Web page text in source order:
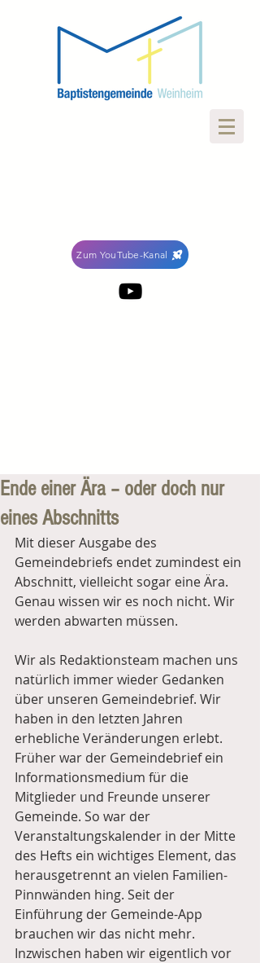
Zum YouTube-Kanal
Ende einer Ära – oder doch nur
eines Abschnitts
Mit dieser Ausgabe des
Gemeindebriefs endet zumindest ein
Abschnitt, vielleicht sogar eine Ära.
Genau wissen wir es noch nicht. Wir
werden abwarten müssen.
Wir als Redaktionsteam machen uns
natürlich immer wieder Gedanken
über unseren Gemeindebrief. Wir
haben in den letzten Jahren
erhebliche Veränderungen erlebt.
Früher war der Gemeindebrief ein
Informationsmedium für die
Mitglieder und Freunde unserer
Gemeinde. So war der
Veranstaltungskalender in der Mitte
des Hefts ein wichtiges Element, das
herausgetrennt an vielen Familien-
Pinnwänden hing. Seit der
Einführung der Gemeinde-App
brauchen wir das nicht mehr.
Inzwischen haben wir eigentlich vor